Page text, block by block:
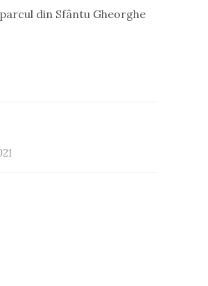
din Sfântu Gheorghe